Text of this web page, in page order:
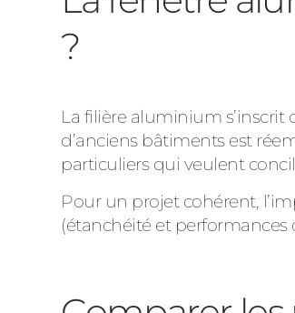
?
La filière aluminium
d’anciens bâtiments est
particuliers qui veulent
Pour un projet cohérent,
(étanchéité et performances